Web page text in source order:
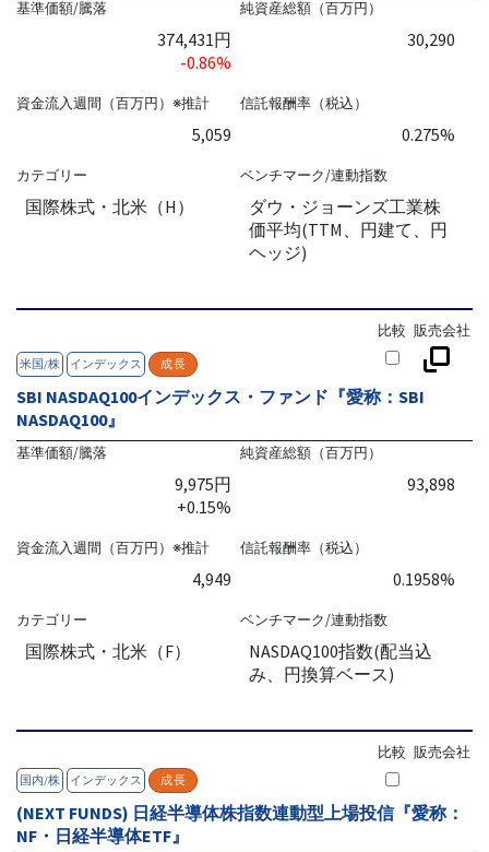
基準価額/騰落
374,431円
-0.86%
純資産総額（百万円）
30,290
資金流入週間（百万円）※推計
5,059
信託報酬率（税込）
0.275%
カテゴリー
国際株式・北米（H）
ベンチマーク/連動指数
ダウ・ジョーンズ工業株
価平均(TTM、円建て、円
ヘッジ)
米国/株 インデックス 成長
比較 販売会社
SBI NASDAQ100インデックス・ファンド『愛称：SBI
NASDAQ100』
基準価額/騰落
9,975円
+0.15%
純資産総額（百万円）
93,898
資金流入週間（百万円）※推計
4,949
信託報酬率（税込）
0.1958%
カテゴリー
国際株式・北米（F）
ベンチマーク/連動指数
NASDAQ100指数(配当込
み、円換算ベース)
国内/株 インデックス 成長
比較 販売会社
(NEXT FUNDS) 日経半導体株指数連動型上場投信『愛称：
NF・日経半導体ETF』